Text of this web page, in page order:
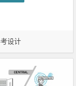
设计